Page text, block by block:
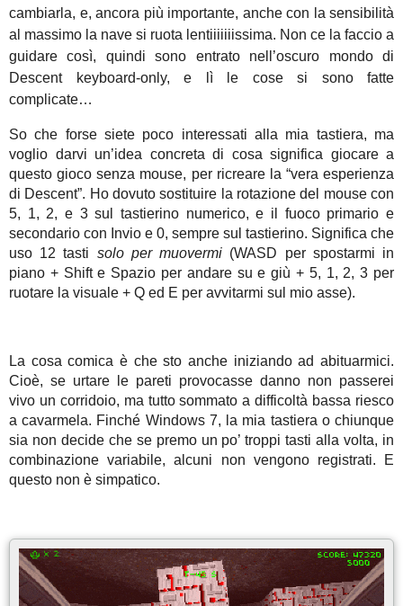
cambiarla, e, ancora più importante, anche con la sensibilità
al massimo la nave si ruota lentiiiiiiissima. Non ce la faccio a
guidare così, quindi sono entrato nell’oscuro mondo di
Descent keyboard-only, e lì le cose si sono fatte
complicate…
So che forse siete poco interessati alla mia tastiera, ma
voglio darvi un’idea concreta di cosa significa giocare a
questo gioco senza mouse, per ricreare la “vera esperienza
di Descent”. Ho dovuto sostituire la rotazione del mouse con
5, 1, 2, e 3 sul tastierino numerico, e il fuoco primario e
secondario con Invio e 0, sempre sul tastierino. Significa che
uso 12 tasti solo per muovermi (WASD per spostarmi in
piano + Shift e Spazio per andare su e giù + 5, 1, 2, 3 per
ruotare la visuale + Q ed E per avvitarmi sul mio asse).
La cosa comica è che sto anche iniziando ad abituarmici.
Cioè, se urtare le pareti provocasse danno non passerei
vivo un corridoio, ma tutto sommato a difficoltà bassa riesco
a cavarmela. Finché Windows 7, la mia tastiera o chiunque
sia non decide che se premo un po’ troppi tasti alla volta, in
combinazione variabile, alcuni non vengono registrati. E
questo non è simpatico.